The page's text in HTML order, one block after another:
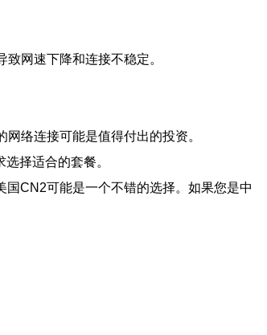
网速下降和连接不稳定。
络连接可能是值得付出的投资。
择适合的套餐。
CN2可能是一个不错的选择。如果您是中